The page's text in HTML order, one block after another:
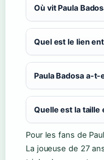
Où vit Paula
Quel est le lien
Paula Badosa a-
Quelle est la taille
Pour les fans de
La joueuse de 27